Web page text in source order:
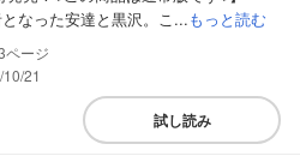
なった安達と黒沢。こ...もっと読む
21
試し読み